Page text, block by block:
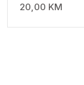
20,00 KM